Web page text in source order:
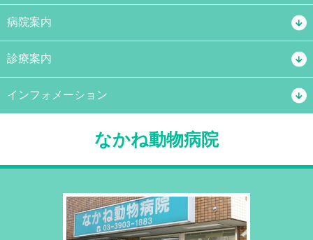
病院案内
診療案内
インフォメーション
なかね動物病院